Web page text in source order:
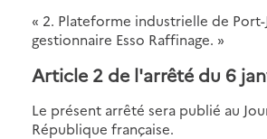
« 2. Plateforme industrielle de
gestionnaire Esso Raffinage. »
Article 2 de l'arrêté du 6
Le présent arrêté sera publié au
République française.